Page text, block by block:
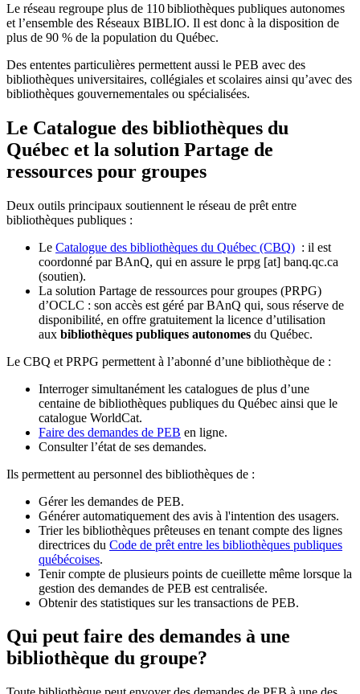
Le réseau regroupe plus de 110bibliothèques publiques autonomes
et l’ensemble des Réseaux BIBLIO. Il est donc à la disposition de
plus de 90 % de la population du Québec.
Des ententes particulières permettent aussi le PEB avec des
bibliothèques universitaires, collégiales et scolaires ainsi qu’avec des
bibliothèques gouvernementales ou spécialisées.
Le Catalogue des bibliothèques du
Québec et la solution Partage de
ressources pour groupes
Deux outils principaux soutiennent le réseau de prêt entre
bibliothèques publiques :
Le Catalogue des bibliothèques du Québec (CBQ) : il est
coordonné par BAnQ, qui en assure le prpg [at] banq.qc.ca
(soutien).
La solution Partage de ressources pour groupes (PRPG)
d’OCLC : son accès est géré par BAnQ qui, sous réserve de
disponibilité, en offre gratuitement la licence d’utilisation
aux bibliothèques publiques autonomes du Québec.
Le CBQ et PRPG permettent à l’abonné d’une bibliothèque de :
Interroger simultanément les catalogues de plus d’une
centaine de bibliothèques publiques du Québec ainsi que le
catalogue WorldCat.
Faire des demandes de PEB en ligne.
Consulter l’état de ses demandes.
Ils permettent au personnel des bibliothèques de :
Gérer les demandes de PEB.
Générer automatiquement des avis à l'intention des usagers.
Trier les bibliothèques prêteuses en tenant compte des lignes
directrices du Code de prêt entre les bibliothèques publiques
québécoises.
Tenir compte de plusieurs points de cueillette même lorsque la
gestion des demandes de PEB est centralisée.
Obtenir des statistiques sur les transactions de PEB.
Qui peut faire des demandes à une
bibliothèque du groupe?